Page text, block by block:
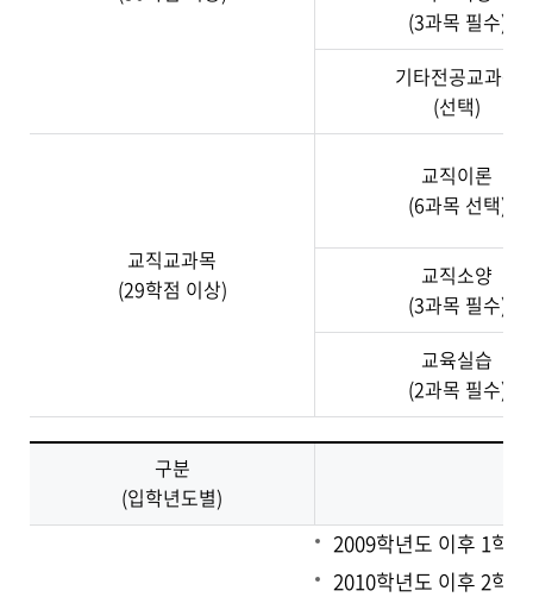
(3과목 필수)
기타전공교과목
(선택)
교직교과목
(29학점 이상)
교직이론
(6과목 선택)
교직소양
(3과목 필수)
교육실습
(2과목 필수)
구분
(입학년도별)
2009학년도 이후 1학
2010학년도 이후 2학